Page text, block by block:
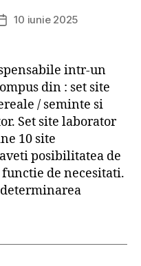
Dată10 iunie 2025
intr-un
din : set site
/ seminte si
Set site laborator
10 site
posibilitatea de
de necesitati.